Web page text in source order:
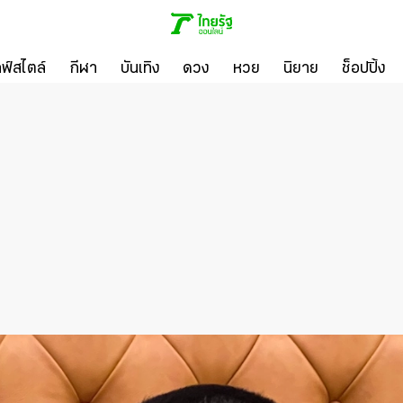
ฟ์สไตล์ กีฬา บันเทิง ดวง หวย นิยาย ช็อปปิ้ง